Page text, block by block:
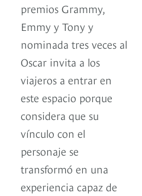
premios Grammy,
Emmy y Tony y
nominada tres veces al
Oscar invita a los
viajeros a entrar en
este espacio porque
considera que su
vínculo con el
personaje se
transformó en una
experiencia capaz de